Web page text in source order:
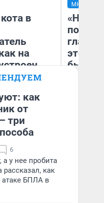
в
на
точку на
МНЕНИЕ
этого
бьет
как
от
три
6
у нее пробита
как
атаке БПЛА в